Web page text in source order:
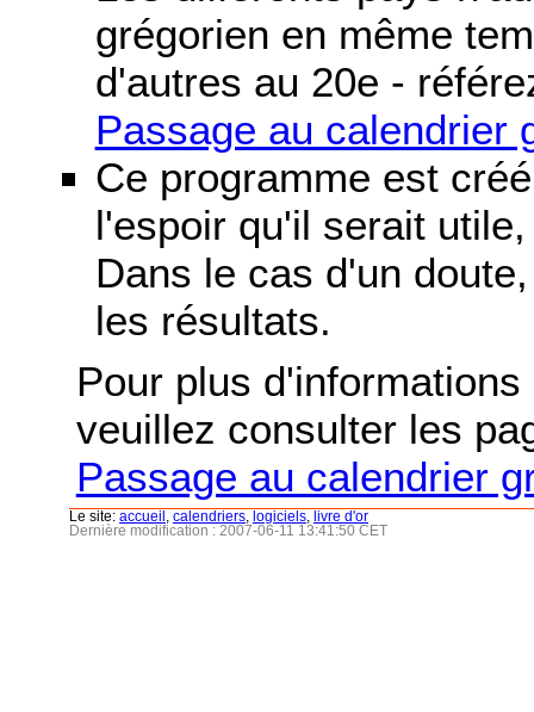
grégorien en même
d'autres au 20e -
Passage au calendrier
Ce programme est
l'espoir qu'il serait
Dans le cas d'un
les résultats.
Pour plus
veuillez consulter les
Passage au calendrier
Le site: accueil calendriers logiciels
livre d'or
Dernière modification : 2007-06-11 13:41:50 CET